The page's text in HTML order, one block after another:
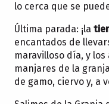
lo cerca que se
Última parada: ¡la
encantados de
maravilloso día, y
manjares de la
de gamo, ciervo y, a